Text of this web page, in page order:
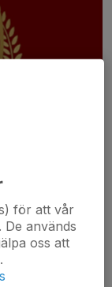
för att vår
används
oss att